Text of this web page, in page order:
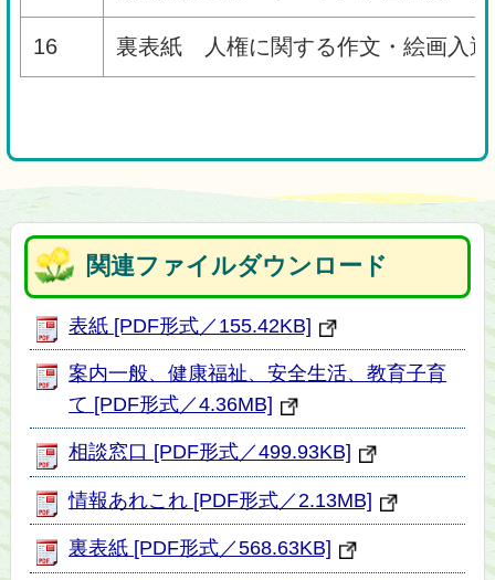
16 裏表紙 人権に関する作文・絵画入
関連ファイルダウンロード
表紙 [PDF形式／155.42KB]
案内一般、健康福祉、安全生活、教育子育
て [PDF形式／4.36MB]
相談窓口 [PDF形式／499.93KB]
情報あれこれ [PDF形式／2.13MB]
裏表紙 [PDF形式／568.63KB]